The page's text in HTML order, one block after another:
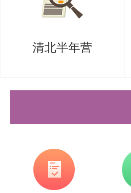
备考资源推荐
盛世清北辅导体系
程，覆盖真题解析
心态与执行
清北半年营